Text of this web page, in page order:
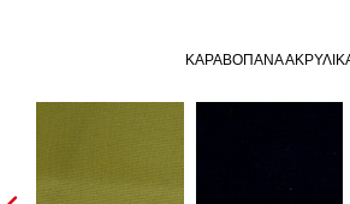
ΚΑΡΑΒΟΠΑΝΑ